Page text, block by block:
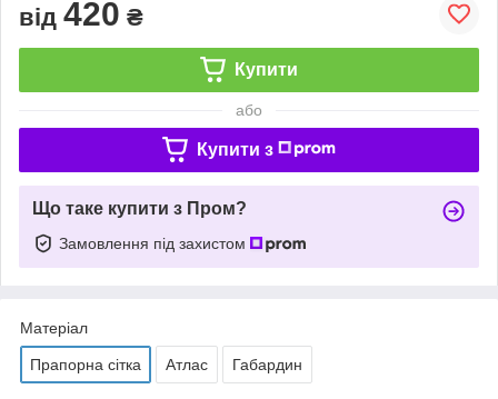
від 420 ₴
Купити
або
Купити з
Що таке купити з Пром?
Замовлення під захистом
Матеріал
Прапорна сітка Атлас Габардин